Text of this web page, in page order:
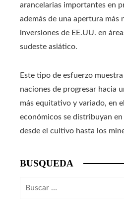
arancelarias importantes en
además de una apertura más
inversiones de EE.UU. en
sudeste asiático.
Este tipo de esfuerzo
naciones de progresar hacia
más equitativo y variado, en
económicos se distribuyan
desde el cultivo hasta los
BUSQUEDA
Buscar: